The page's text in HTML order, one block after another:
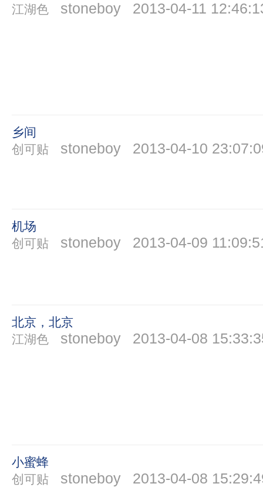
江湖色
stoneboy 2013-04-11
乡间
创可贴
stoneboy 2013-04-10
机场
创可贴
stoneboy 2013-04-09
北京，北京
江湖色
stoneboy 2013-04-08
小蜜蜂
创可贴
stoneboy 2013-04-08